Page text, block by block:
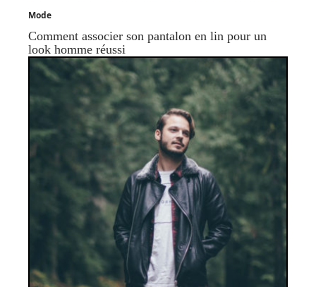
Mode
Comment associer son pantalon en lin pour un
look homme réussi